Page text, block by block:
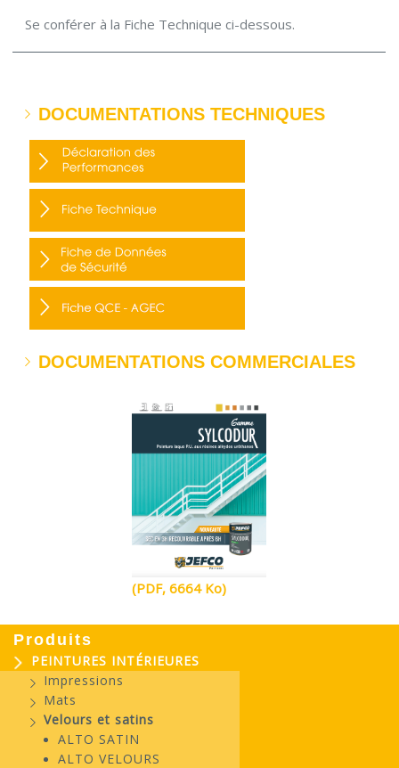
Se conférer à la Fiche Technique ci-dessous.
DOCUMENTATIONS TECHNIQUES
DOCUMENTATIONS COMMERCIALES
(PDF, 6664 Ko)
Produits
PEINTURES INTÉRIEURES
Impressions
Mats
Velours et satins
ALTO SATIN
ALTO VELOURS